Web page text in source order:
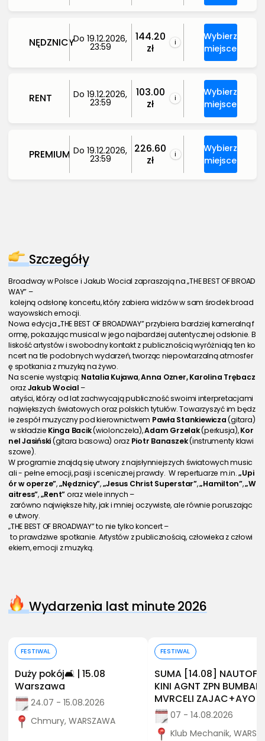
NĘDZNICYDo 19.12.2026,
23:59
144.20
zł
i
Wybierz
miejsce
RENT Do 19.12.2026,
23:59
103.00
zł
i
Wybierz
miejsce
PREMIUM Do 19.12.2026,
23:59
226.60
zł
i
Wybierz
miejsce
Szczegóły
Broadway w Polsce i Jakub Wocial zapraszają na „THE BEST OF BROAD
WAY” –
kolejną odsłonę koncertu, który zabiera widzów w sam środek broad
wayowskich emocji.
Nowa edycja „THE BEST OF BROADWAY” przybiera bardziej kameralną f
ormę, pokazując musical w jego najbardziej autentycznej odsłonie. B
liskość artystów i swobodny kontakt z publicznością wyróżniają ten ko
ncert na tle podobnych wydarzeń, tworząc niepowtarzalną atmosfer
ę spotkania z muzyką na żywo.
Na scenie wystąpią: Natalia Kujawa, Anna Ozner, Karolina Trębacz
oraz Jakub Wocial –
artyści, którzy od lat zachwycają publiczność swoimi interpretacjami
największych światowych oraz polskich tytułów. Towarzyszyć im będz
ie zespół muzyczny pod kierownictwem Pawła Stankiewicza (gitara)
w składzie Kinga Bacik (wiolonczela), Adam Grzelak (perkusja), Kor
nel Jasiński (gitara basowa) oraz Piotr Banaszek (instrumenty klawi
szowe).
W programie znajdą się utwory z najsłynniejszych światowych music
ali - pełne emocji, pasji i scenicznej prawdy.  W repertuarze m.in. „Upi
ór w operze”, „Nędznicy”, „Jesus Christ Superstar”, „Hamilton”, „W
aitress”, „Rent” oraz wiele innych –
zarówno największe hity, jak i mniej oczywiste, ale równie poruszając
e utwory.
„THE BEST OF BROADWAY” to nie tylko koncert –
to prawdziwe spotkanie. Artystów z publicznością, człowieka z człowi
ekiem, emocji z muzyką.
Wydarzenia last minute 2026
FESTIWAL
Duży pokój🛋️ | 15.08
Warszawa
24.07 - 15.08.2026
Chmury, WARSZAWA
FESTIWAL
SUMA [14.08]
KINI AGNT ZPN
MVRCELI ZAJAC+AYO
07 - 14.08.2026
Klub Mechanik,